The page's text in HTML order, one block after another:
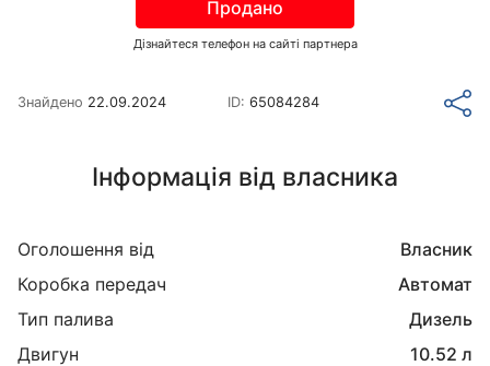
Продано
Дізнайтеся телефон на сайті партнера
Знайдено 22.09.2024 ID:65084284
Інформація від власника
Оголошення від
Власник
Коробка передач
Автомат
Тип палива
Дизель
Двигун
10.52 л